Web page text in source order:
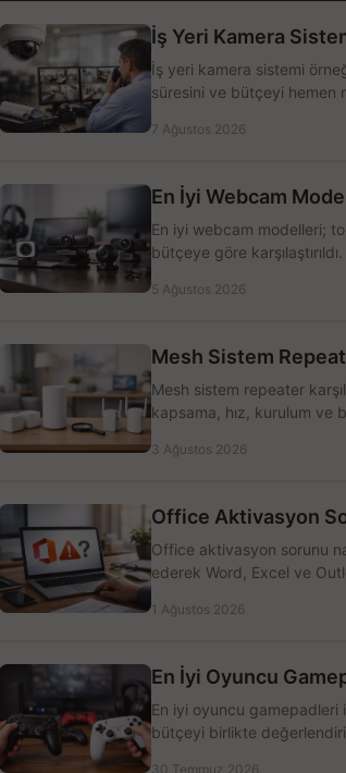
İş Yeri Kamera
İş yeri kamera sistemi
süresini ve bütçeyi hemen
7 Ağustos 2026
En İyi Webcam
En iyi webcam modelleri;
bütçeye göre
5 Ağustos 2026
Mesh Sistem
Mesh sistem repeater
kapsama, hız, kurulum ve
3 Ağustos 2026
Office Aktivasyon
Office aktivasyon sorunu
ederek Word, Excel ve
1 Ağustos 2026
En İyi Oyuncu
En iyi oyuncu
bütçeyi birlikte
30 Temmuz 2026